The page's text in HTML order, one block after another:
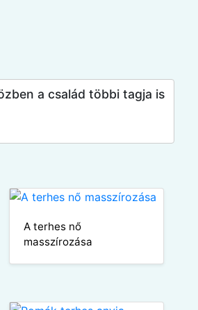
a család többi tagja is
A terhes nő
masszírozása